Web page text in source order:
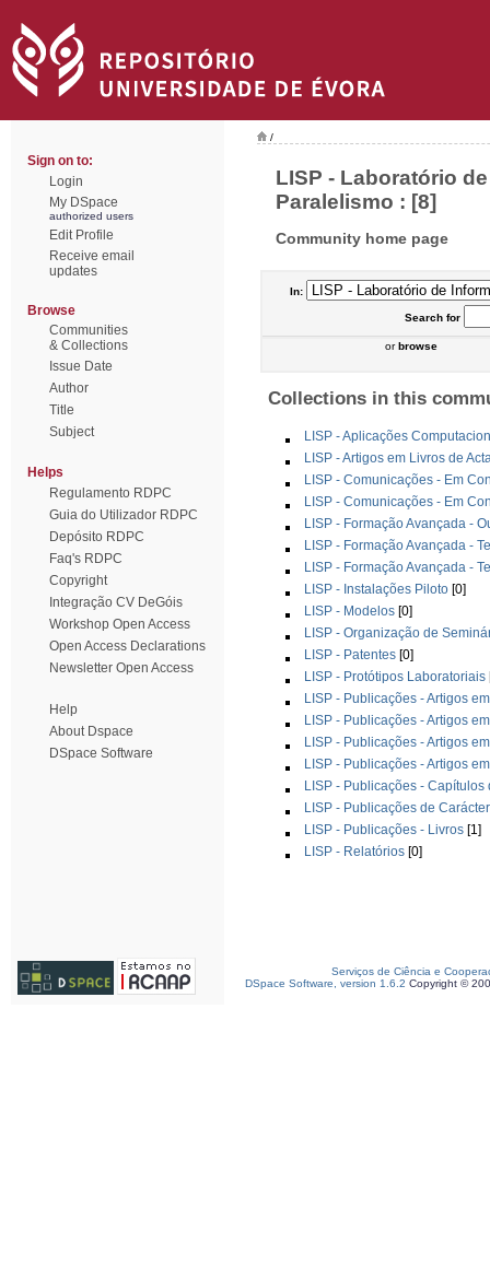
Sign on to:
Login
My DSpace
authorized users
Edit Profile
Receive email
updates
Browse
Communities
& Collections
Issue Date
Author
Title
Subject
Helps
Regulamento RDPC
Guia do Utilizador RDPC
Depósito RDPC
Faq's RDPC
Copyright
Integração CV DeGóis
Workshop Open Access
Open Access Declarations
Newsletter Open Access
Help
About Dspace
DSpace Software
/
LISP - Laboratório
Paralelismo : [8]
Community home page
In:
Searchfor
orbrowse
Collections in this
LISP - Aplicações
LISP - Artigos em Livros de
LISP - Comunicações - Em
LISP - Comunicações - Em
LISP - Formação Avançada -
LISP - Formação Avançada -
LISP - Formação Avançada -
LISP - Instalações Piloto [0]
LISP - Modelos [0]
LISP - Organização de
LISP - Patentes [0]
LISP - Protótipos Laboratoriais
LISP - Publicações - Artigos
LISP - Publicações - Artigos
LISP - Publicações - Artigos
LISP - Publicações - Artigos
LISP - Publicações - Capítulos
LISP - Publicações de
LISP - Publicações - Livros [1]
LISP - Relatórios [0]
Serviços de Ciência e
DSpace Software, version 1.6.2 Copyright ©